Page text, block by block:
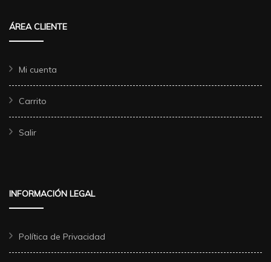
ÁREA CLIENTE
Mi cuenta
Carrito
Salir
INFORMACIÓN LEGAL
Política de Privacidad